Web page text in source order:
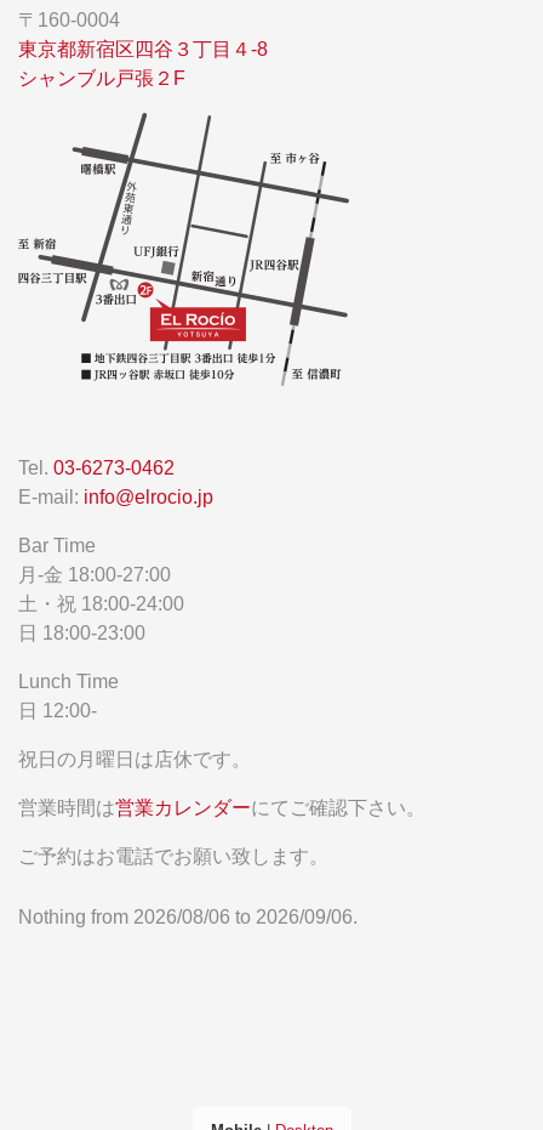
〒160-0004
東京都新宿区四谷３丁目４-8
シャンブル戸張２F
Tel. 03-6273-0462
E-mail: info@elrocio.jp
Bar Time
月-金 18:00-27:00
土・祝 18:00-24:00
日 18:00-23:00
Lunch Time
日 12:00-
祝日の月曜日は店休です。
営業時間は営業カレンダーにてご確認下さい。
ご予約はお電話でお願い致します。
Nothing from 2026/08/06 to 2026/09/06.